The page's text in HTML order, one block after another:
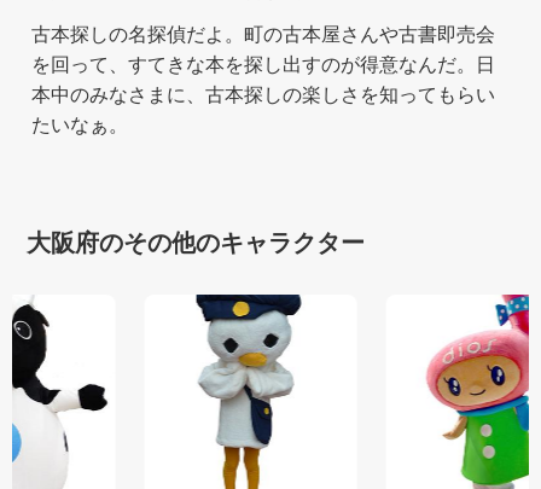
古本探しの名探偵だよ。町の古本屋さんや古書即売会
を回って、すてきな本を探し出すのが得意なんだ。日
本中のみなさまに、古本探しの楽しさを知ってもらい
たいなぁ。
大阪府のその他のキャラクター